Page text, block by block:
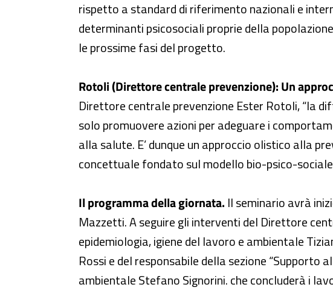
rispetto a standard di riferimento nazionali e
determinanti psicosociali proprie della
le prossime fasi del progetto.
Rotoli (Direttore centrale prevenzione): Un
Direttore centrale prevenzione Ester Rotoli, “la
solo promuovere azioni per adeguare i
alla salute. E’ dunque un approccio olistico alla
concettuale fondato sul modello bio-psico-
Il programma della giornata. Il seminario avrà
Mazzetti. A seguire gli interventi del Direttore
epidemiologia, igiene del lavoro e ambientale
Rossi e del responsabile della sezione “Supporto
ambientale Stefano Signorini. che concluderà i